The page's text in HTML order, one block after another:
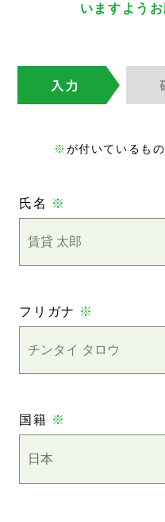
いますよう
※ が付いているも
氏名 ※
フリガナ ※
国籍 ※